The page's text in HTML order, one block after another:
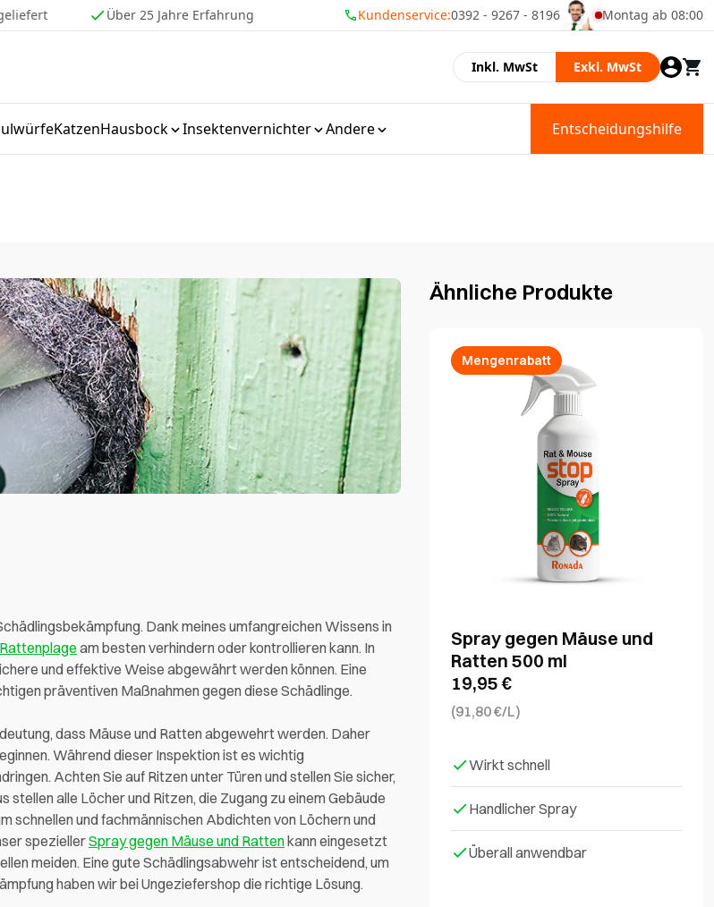
Über 25 Jahre Erfahrung Kundenservice:0392 - 9267 - 8196
Momenteel zijn wij
Montag ab 08:00
Inkl. MwSt Exkl. MwSt
KatzenHausbock Insektenvernichter Andere Entscheidungshilfe
Dank meines umfangreichen Wissens in
Rattenplageam besten verhindern oder kontrollieren kann. In
und effektive Weise abgewährt werden können. Eine
präventiven Maßnahmen gegen diese Schädlinge.
dass Mäuse und Ratten abgewehrt werden. Daher
Während dieser Inspektion ist es wichtig
Achten Sie auf Ritzen unter Türen und stellen Sie sicher,
alle Löcher und Ritzen, die Zugang zu einem Gebäude
schnellen und fachmännischen Abdichten von Löchern und
speziellerSpray gegen Mäuse und Rattenkann eingesetzt
meiden. Eine gute Schädlingsabwehr ist entscheidend, um
haben wir bei Ungeziefershop die richtige Lösung.
Ähnliche Produkte
Mengenrabatt
Spray gegen Mäuse und
Ratten 500 ml
19,95€
(91,80 €/L)
Wirkt schnell
Handlicher Spray
Überall anwendbar